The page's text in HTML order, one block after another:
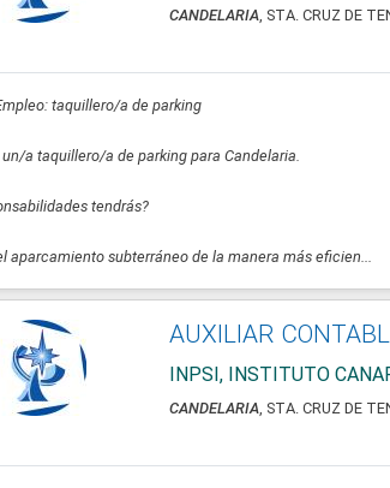
CANDELARIA, STA. CRUZ DE
taquillero/a de parking
a taquillero/a de parking para Candelaria.
tendrás?
aparcamiento subterráneo de la manera más eficien...
AUXILIAR
INPSI, INSTITUTO
CANDELARIA, STA. CRUZ DE